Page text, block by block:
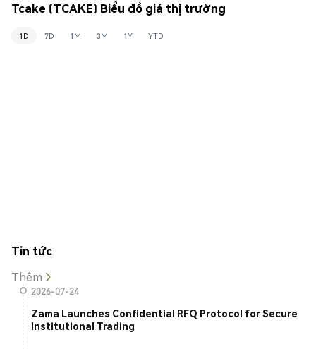
Tcake (TCAKE) Biểu đồ giá thị trường
1D 7D 1M 3M 1Y YTD
Tin tức
Thêm
2026-07-24
Zama Launches Confidential RFQ Protocol for Secure
Institutional Trading